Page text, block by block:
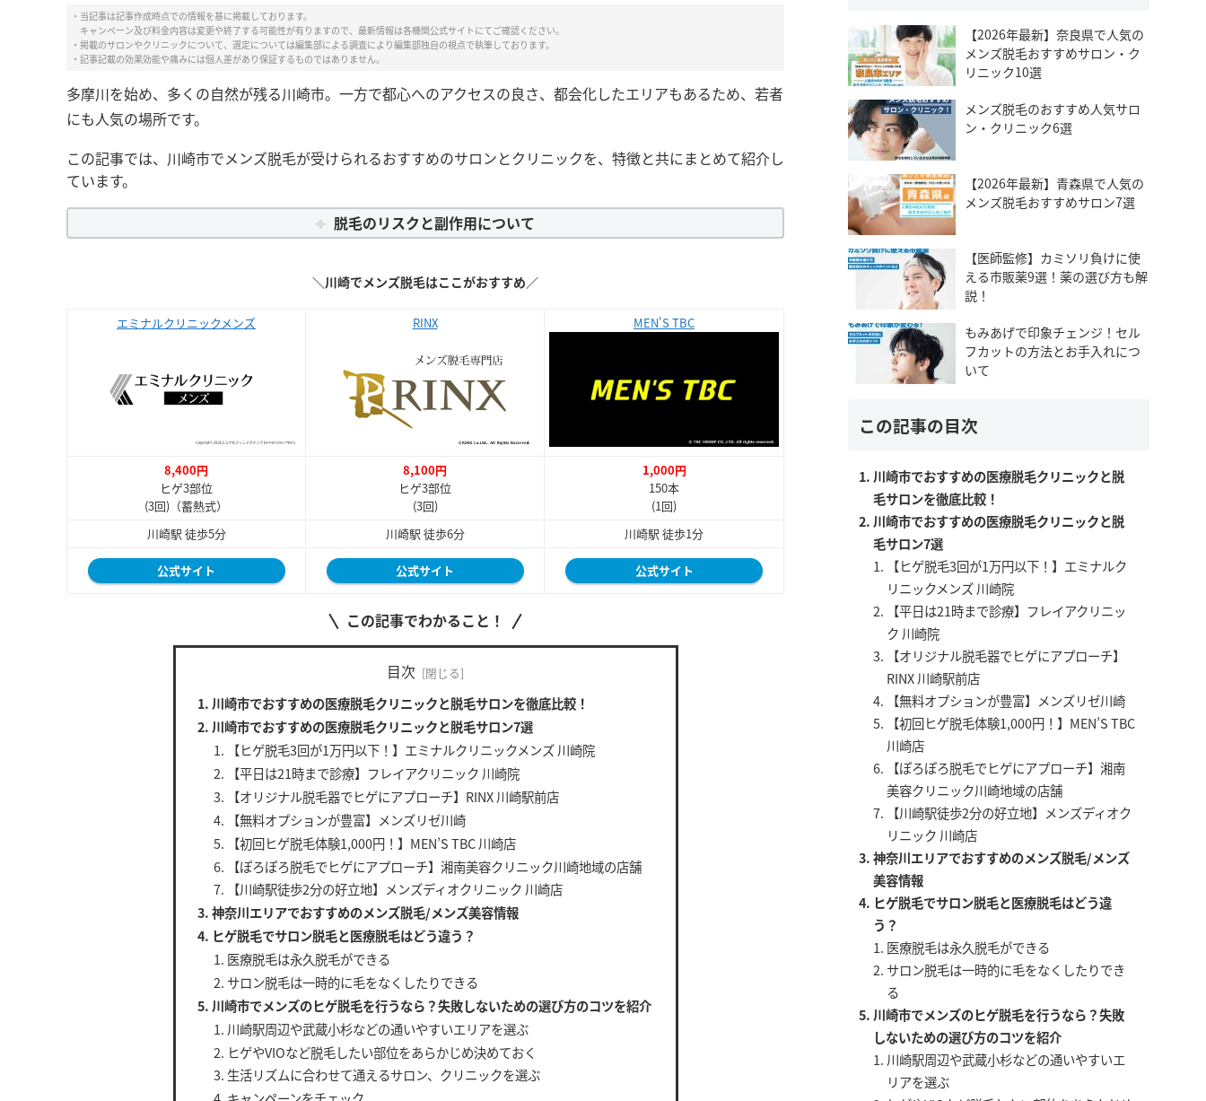
・当記事は記事作成時点での情報を基に掲載しております。
キャンペーン及び料金内容は変更や終了する可能性が有りますので、最新情報は各機関公式サイトにてご確認ください。
・掲載のサロンやクリニックについて、選定については編集部による調査により編集部独自の視点で執筆しております。
・記事記載の効果効能や痛みには個人差があり保証するものではありません。
多摩川を始め、多くの自然が残る川崎市。一方で都心へのアクセスの良さ、都会化したエリアもあるため、若者
にも人気の場所です。
この記事では、川崎市でメンズ脱毛が受けられるおすすめのサロンとクリニックを、特徴と共にまとめて紹介し
ています。
脱毛のリスクと副作用について
＼川崎でメンズ脱毛はここがおすすめ／
エミナルクリニックメンズ RINX MEN'S TBC
8,400円
ヒゲ3部位
(3回)（蓄熱式）
8,100円
ヒゲ3部位
(3回)
1,000円
150本
(1回)
川崎駅 徒歩5分
川崎駅 徒歩6分 川崎駅 徒歩1分
公式サイト 公式サイト 公式サイト
この記事でわかること！
目次
川崎市でおすすめの医療脱毛クリニックと脱毛サロンを徹底比較！
川崎市でおすすめの医療脱毛クリニックと脱毛サロン7選
【ヒゲ脱毛3回が1万円以下！】エミナルクリニックメンズ 川崎院
【平日は21時まで診療】フレイアクリニック 川崎院
【オリジナル脱毛器でヒゲにアプローチ】RINX 川崎駅前店
【無料オプションが豊富】メンズリゼ川崎
【初回ヒゲ脱毛体験1,000円！】MEN’S TBC 川崎店
【ぽろぽろ脱毛でヒゲにアプローチ】湘南美容クリニック川崎地域の店舗
【川崎駅徒歩2分の好立地】メンズディオクリニック 川崎店
神奈川エリアでおすすめのメンズ脱毛/メンズ美容情報
ヒゲ脱毛でサロン脱毛と医療脱毛はどう違う？
医療脱毛は永久脱毛ができる
サロン脱毛は一時的に毛をなくしたりできる
川崎市でメンズのヒゲ脱毛を行うなら？失敗しないための選び方のコツを紹介
川崎駅周辺や武蔵小杉などの通いやすいエリアを選ぶ
ヒゲやVIOなど脱毛したい部位をあらかじめ決めておく
生活リズムに合わせて通えるサロン、クリニックを選ぶ
【2026年最新】奈良県で人気の
メンズ脱毛おすすめサロン・ク
リニック10選
メンズ脱毛のおすすめ人気サロ
ン・クリニック6選
【2026年最新】青森県で人気の
メンズ脱毛おすすめサロン7選
【医師監修】カミソリ負けに使
える市販薬9選！薬の選び方も解
説！
もみあげで印象チェンジ！セル
フカットの方法とお手入れにつ
いて
この記事の目次
川崎市でおすすめの医療脱毛クリニックと脱
毛サロンを徹底比較！
川崎市でおすすめの医療脱毛クリニックと脱
毛サロン7選
【ヒゲ脱毛3回が1万円以下！】エミナルク
リニックメンズ 川崎院
【平日は21時まで診療】フレイアクリニッ
ク 川崎院
【オリジナル脱毛器でヒゲにアプローチ】
RINX 川崎駅前店
【無料オプションが豊富】メンズリゼ川崎
【初回ヒゲ脱毛体験1,000円！】MEN’S TBC
川崎店
【ぽろぽろ脱毛でヒゲにアプローチ】湘南
美容クリニック川崎地域の店舗
【川崎駅徒歩2分の好立地】メンズディオク
リニック 川崎店
神奈川エリアでおすすめのメンズ脱毛/メンズ
美容情報
ヒゲ脱毛でサロン脱毛と医療脱毛はどう違
う？
医療脱毛は永久脱毛ができる
サロン脱毛は一時的に毛をなくしたりでき
る
川崎市でメンズのヒゲ脱毛を行うなら？失敗
しないための選び方のコツを紹介
川崎駅周辺や武蔵小杉などの通いやすいエ
リアを選ぶ